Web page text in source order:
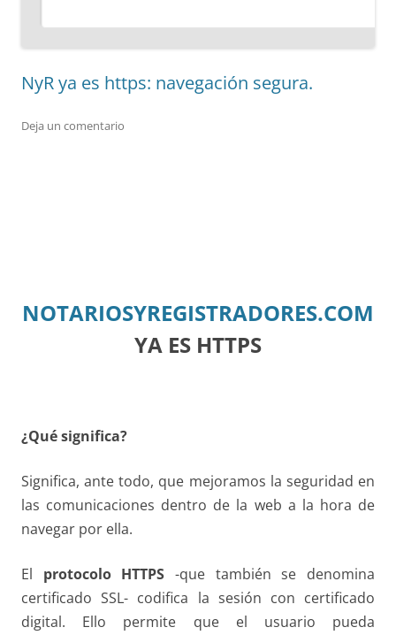
NyR ya es https: navegación segura.
Deja un comentario
NOTARIOSYREGISTRADORES.COM
YA ES HTTPS
¿Qué significa?
Significa, ante todo, que mejoramos la seguridad en
las comunicaciones dentro de la web a la hora de
navegar por ella.
El protocolo HTTPS -que también se denomina
certificado SSL- codifica la sesión con certificado
digital. Ello permite que el usuario pueda